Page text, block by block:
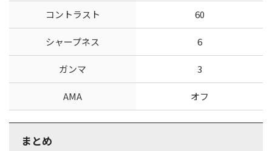
コントラスト 60
シャープネス 6
ガンマ 3
AMA オフ
まとめ